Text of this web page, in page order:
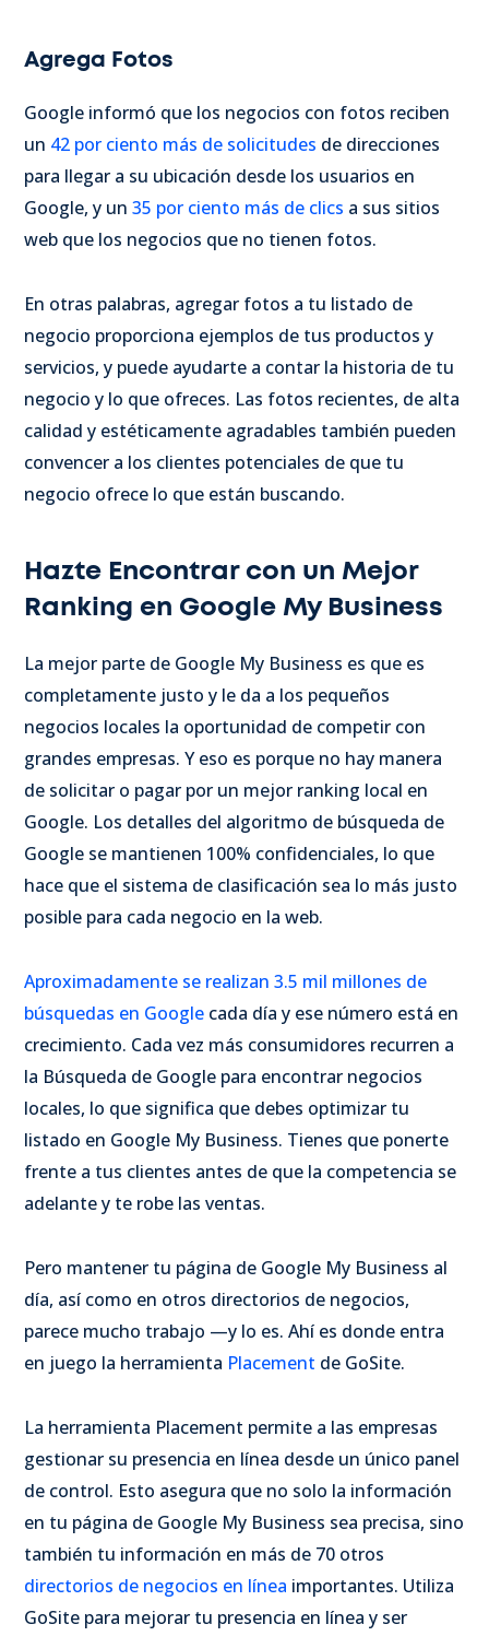
Agrega Fotos
Google informó que los negocios con fotos reciben
un 42 por ciento más de solicitudes de direcciones
para llegar a su ubicación desde los usuarios en
Google, y un 35 por ciento más de clics a sus sitios
web que los negocios que no tienen fotos.
En otras palabras, agregar fotos a tu listado de
negocio proporciona ejemplos de tus productos y
servicios, y puede ayudarte a contar la historia de tu
negocio y lo que ofreces. Las fotos recientes, de alta
calidad y estéticamente agradables también pueden
convencer a los clientes potenciales de que tu
negocio ofrece lo que están buscando.
Hazte Encontrar con un Mejor
Ranking en Google My Business
La mejor parte de Google My Business es que es
completamente justo y le da a los pequeños
negocios locales la oportunidad de competir con
grandes empresas. Y eso es porque no hay manera
de solicitar o pagar por un mejor ranking local en
Google. Los detalles del algoritmo de búsqueda de
Google se mantienen 100% confidenciales, lo que
hace que el sistema de clasificación sea lo más justo
posible para cada negocio en la web.
Aproximadamente se realizan 3.5 mil millones de
búsquedas en Google cada día y ese número está en
crecimiento. Cada vez más consumidores recurren a
la Búsqueda de Google para encontrar negocios
locales, lo que significa que debes optimizar tu
listado en Google My Business. Tienes que ponerte
frente a tus clientes antes de que la competencia se
adelante y te robe las ventas.
Pero mantener tu página de Google My Business al
día, así como en otros directorios de negocios,
parece mucho trabajo —y lo es. Ahí es donde entra
en juego la herramienta Placement de GoSite.
La herramienta Placement permite a las empresas
gestionar su presencia en línea desde un único panel
de control. Esto asegura que no solo la información
en tu página de Google My Business sea precisa, sino
también tu información en más de 70 otros
directorios de negocios en línea importantes. Utiliza
GoSite para mejorar tu presencia en línea y ser